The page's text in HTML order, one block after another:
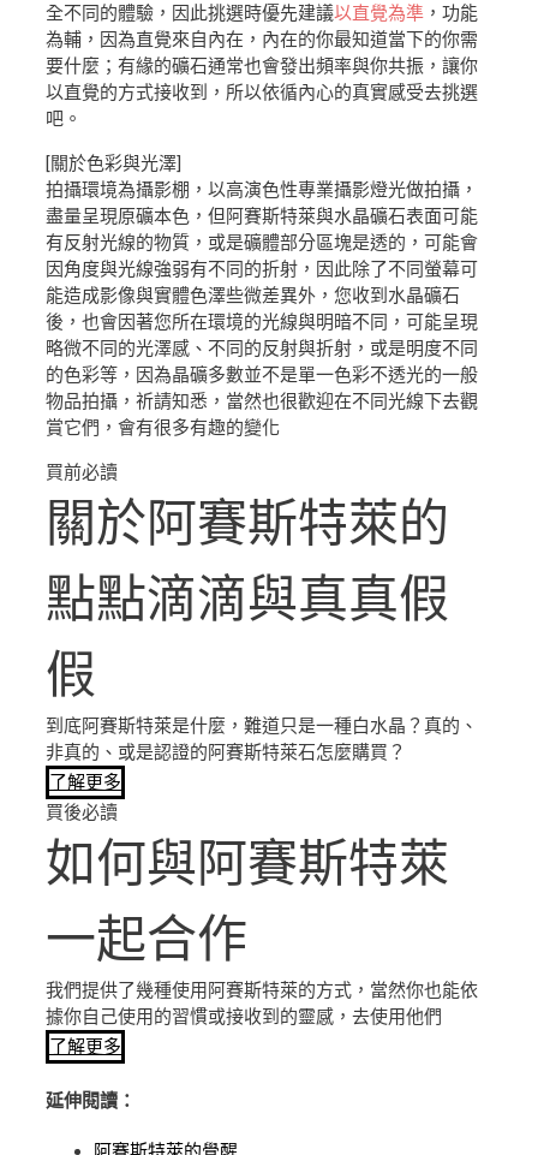
全不同的體驗，因此挑選時優先建議以直覺為準 ，功能
為輔，因為直覺來自內在，內在的你最知道當下的你需
要什麼；有緣的礦石通常也會發出頻率與你共振，讓你
以直覺的方式接收到，所以依循內心的真實感受去挑選
吧。
[關於色彩與光澤]
拍攝環境為攝影棚，以高演色性專業攝影燈光做拍攝，
盡量呈現原礦本色，但阿賽斯特萊與水晶礦石表面可能
有反射光線的物質，或是礦體部分區塊是透的，可能會
因角度與光線強弱有不同的折射，因此除了不同螢幕可
能造成影像與實體色澤些微差異外，您收到水晶礦石
後，也會因著您所在環境的光線與明暗不同，可能呈現
略微不同的光澤感、不同的反射與折射，或是明度不同
的色彩等，因為晶礦多數並不是單一色彩不透光的一般
物品拍攝，祈請知悉，當然也很歡迎在不同光線下去觀
賞它們，會有很多有趣的變化
買前必讀
關於阿賽斯特萊的
點點滴滴與真真假
假
到底阿賽斯特萊是什麼，難道只是一種白水晶？真的、
非真的、或是認證的阿賽斯特萊石怎麼購買？
了解更多
買後必讀
如何與阿賽斯特萊
一起合作
我們提供了幾種使用阿賽斯特萊的方式，當然你也能依
據你自己使用的習慣或接收到的靈感，去使用他們
了解更多
延伸閱讀：